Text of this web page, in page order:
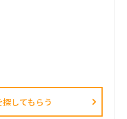
してもらう​